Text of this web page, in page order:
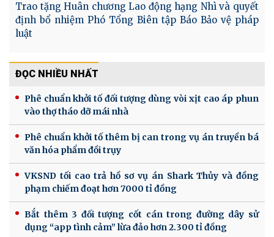
Trao tặng Huân chương Lao động hạng Nhì và quyết
định bổ nhiệm Phó Tổng Biên tập Báo Bảo vệ pháp
luật
ĐỌC NHIỀU NHẤT
Phê chuẩn khởi tố đối tượng dùng vòi xịt cao áp phun
vào thợ tháo dỡ mái nhà
Phê chuẩn khởi tố thêm bị can trong vụ án truyền bá
văn hóa phẩm đồi trụy
VKSND tối cao trả hồ sơ vụ án Shark Thủy và đồng
phạm chiếm đoạt hơn 7000 tỉ đồng
Bắt thêm 3 đối tượng cốt cán trong đường dây sử
dụng “app tình cảm” lừa đảo hơn 2.300 tỉ đồng